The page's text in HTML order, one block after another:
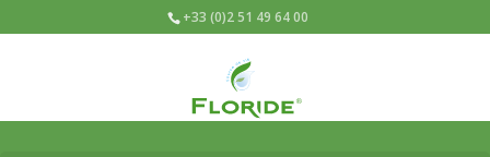
+33 (0)2 51 49 64 00